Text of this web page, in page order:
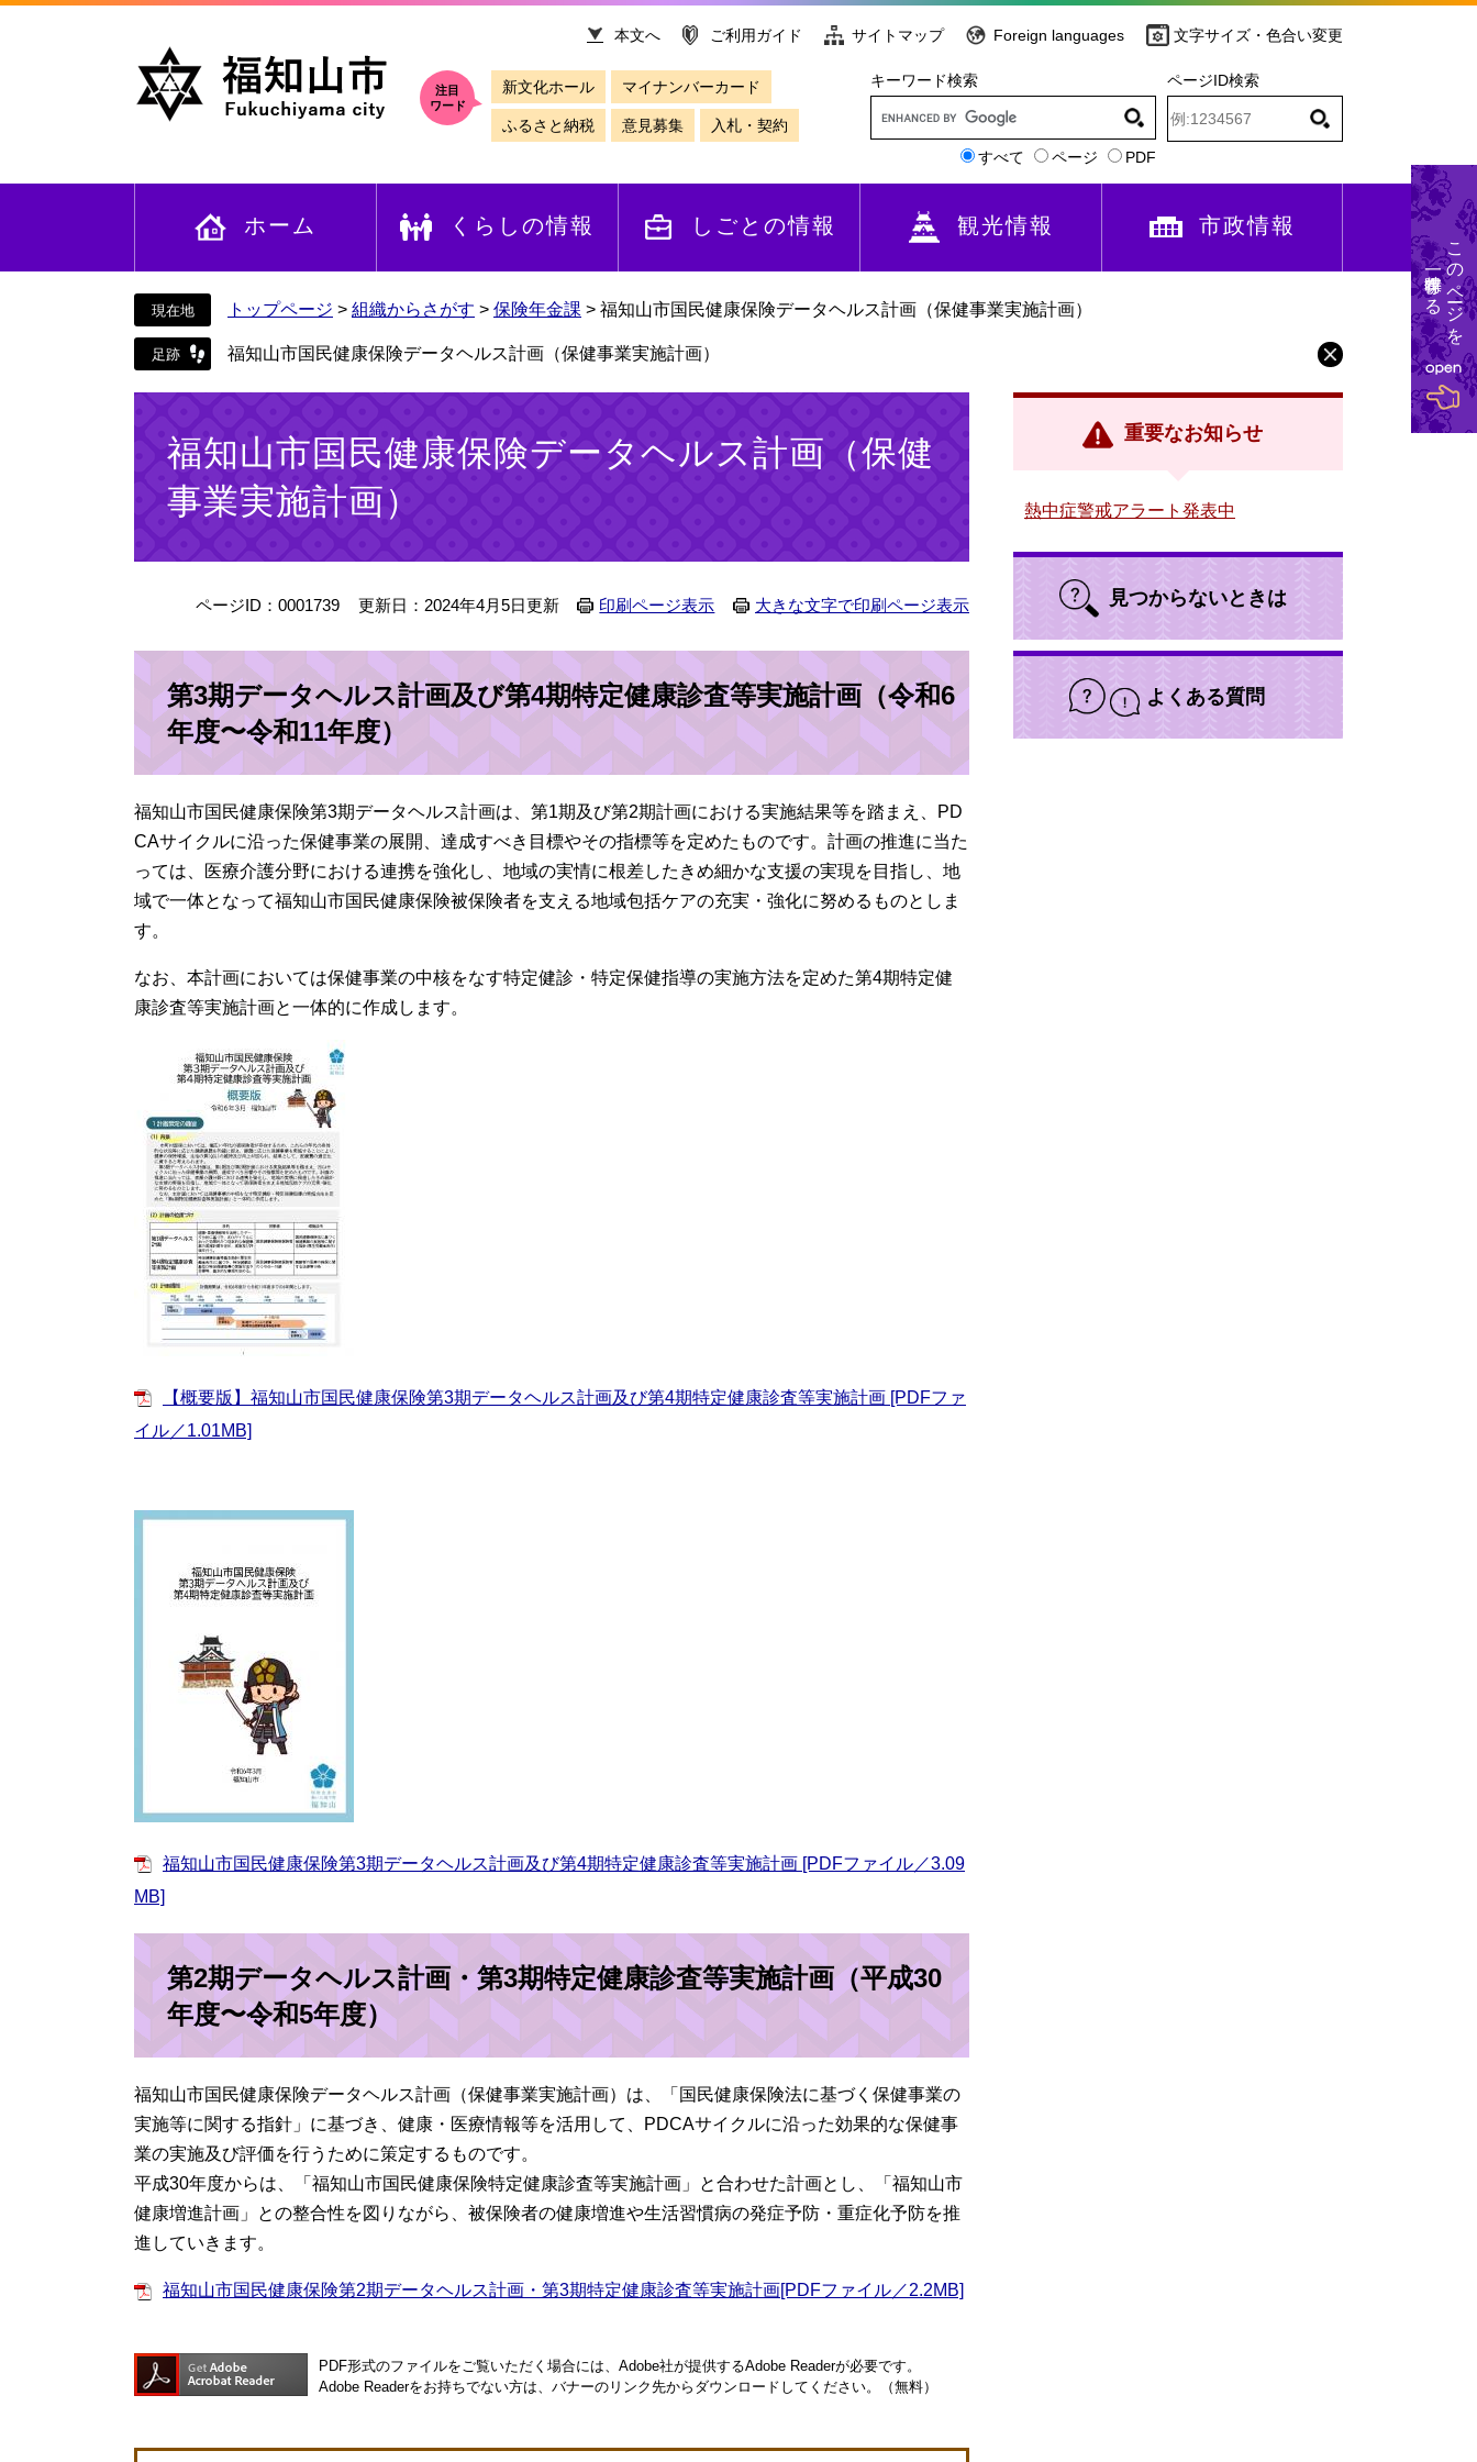
文
本文へ ご利用ガイド サイトマップ Foreign languages 文字サイズ・色合い変更
注目
ワード
新文化ホール マイナンバーカード
ふるさと納税 意見募集 入札・契約
キーワード検索
すべて ページ PDF
ページID検索
ホーム くらしの情報 しごとの情報 観光情報 市政情報
トップページ > 組織からさがす > 保険年金課 > 福知山市国民健康保険データヘルス計画（保健事業実施計画）
福知山市国民健康保険データヘルス計画（保健事業実施計画）
福知山市国民健康保険データヘルス計画（保健
事業実施計画）
ページID：0001739 更新日：2024年4月5日更新 印刷ページ表示 大きな文字で印刷ページ表示
第3期データヘルス計画及び第4期特定健康診査等実施計画（令和6
年度〜令和11年度）
福知山市国民健康保険第3期データヘルス計画は、第1期及び第2期計画における実施結果等を踏まえ、PD
CAサイクルに沿った保健事業の展開、達成すべき目標やその指標等を定めたものです。計画の推進に当た
っては、医療介護分野における連携を強化し、地域の実情に根差したきめ細かな支援の実現を目指し、地
域で一体となって福知山市国民健康保険被保険者を支える地域包括ケアの充実・強化に努めるものとしま
す。
なお、本計画においては保健事業の中核をなす特定健診・特定保健指導の実施方法を定めた第4期特定健
康診査等実施計画と一体的に作成します。
【概要版】福知山市国民健康保険第3期データヘルス計画及び第4期特定健康診査等実施計画 [PDFファ
イル／1.01MB]
福知山市国民健康保険第3期データヘルス計画及び第4期特定健康診査等実施計画 [PDFファイル／3.09
MB]
第2期データヘルス計画・第3期特定健康診査等実施計画（平成30
年度〜令和5年度）
福知山市国民健康保険データヘルス計画（保健事業実施計画）は、「国民健康保険法に基づく保健事業の
実施等に関する指針」に基づき、健康・医療情報等を活用して、PDCAサイクルに沿った効果的な保健事
業の実施及び評価を行うために策定するものです。
平成30年度からは、「福知山市国民健康保険特定健康診査等実施計画」と合わせた計画とし、「福知山市
健康増進計画」との整合性を図りながら、被保険者の健康増進や生活習慣病の発症予防・重症化予防を推
進していきます。
福知山市国民健康保険第2期データヘルス計画・第3期特定健康診査等実施計画[PDFファイル／2.2MB]
PDF形式のファイルをご覧いただく場合には、Adobe社が提供するAdobe Readerが必要です。
Adobe Readerをお持ちでない方は、バナーのリンク先からダウンロードしてください。（無料）
重要なお知らせ
熱中症警戒アラート発表中
見つからないときは
よくある質問
このページを
一時保存する